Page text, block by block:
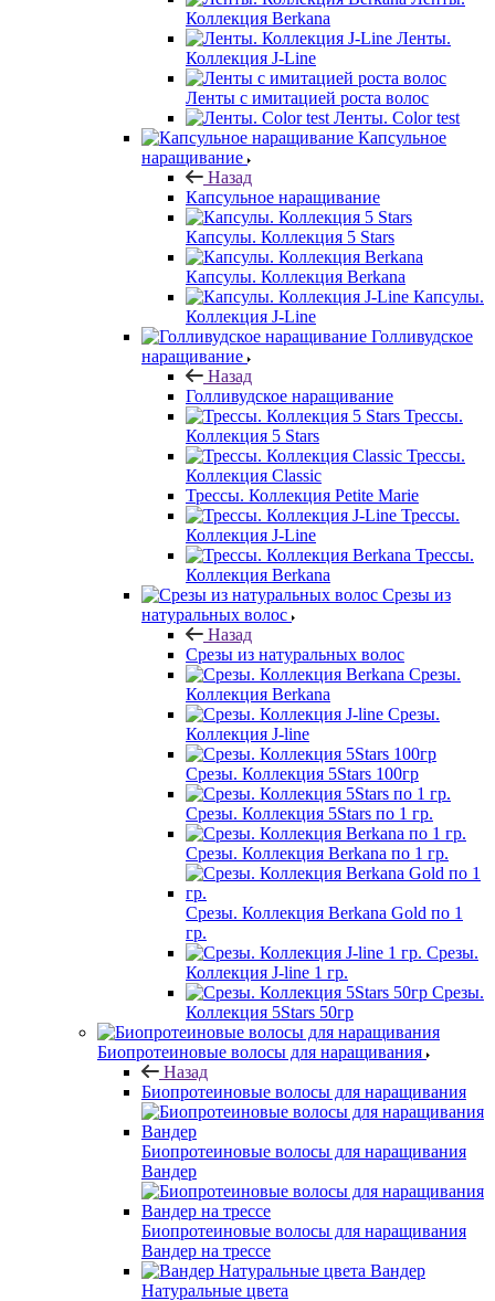
Коллекция Berkana
Ленты.
Коллекция J-Line
Ленты с имитацией роста волос
Ленты. Color test
Капсульное
наращивание
Назад
Капсульное наращивание
Капсулы. Коллекция 5 Stars
Капсулы. Коллекция Berkana
Капсулы.
Коллекция J-Line
Голливудское
наращивание
Назад
Голливудское наращивание
Трессы.
Коллекция 5 Stars
Трессы.
Коллекция Classic
Трессы. Коллекция Petite Marie
Трессы.
Коллекция J-Line
Трессы.
Коллекция Berkana
Срезы из
натуральных волос
Назад
Срезы из натуральных волос
Срезы.
Коллекция Berkana
Срезы.
Коллекция J-line
Срезы. Коллекция 5Stars 100гр
Срезы. Коллекция 5Stars по 1 гр.
Срезы. Коллекция Berkana по 1 гр.
Срезы. Коллекция Berkana Gold по 1
гр.
Срезы.
Коллекция J-line 1 гр.
Срезы.
Коллекция 5Stars 50гр
Биопротеиновые волосы для наращивания
Назад
Биопротеиновые волосы для наращивания
Биопротеиновые волосы для наращивания
Вандер
Биопротеиновые волосы для наращивания
Вандер на трессе
Вандер
Натуральные цвета